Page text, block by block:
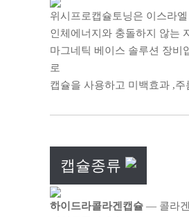
위시프로캡슐토닝은 이스라
인체에너지와 충돌하지 않는
마그네틱 베이스 솔루션 장비
로
캡슐을 사용하고 미백효과 ,
캡슐종류
하이드라콜라겐캡슐 ― 콜라